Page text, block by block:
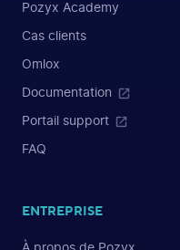
Pozyx Academy
Cas clients
Omlox
Documentation
Portail support
FAQ
ENTREPRISE